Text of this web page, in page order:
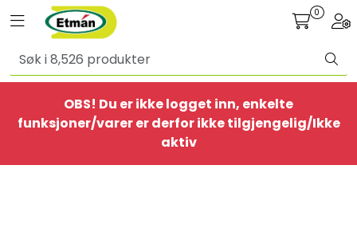
Skip to main content
Toggle navigation 0
OBS! Du er ikke logget inn, enkelte
funksjoner/varer er derfor ikke tilgjengelig/Ikke
aktiv
Alle produkter
BestSelgere